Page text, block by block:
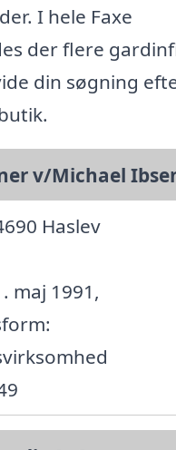
I hele Faxe
der flere
din søgning
v/Michael
Haslev
maj 1991,